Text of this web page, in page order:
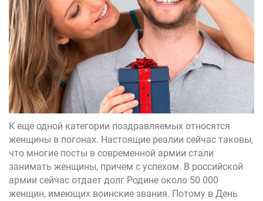
К еще одной категории поздравляемых относятся
женщины в погонах. Настоящие реалии сейчас таковы,
что многие посты в современной армии стали
занимать женщины, причем с успехом. В российской
армии сейчас отдает долг Родине около 50 000
женщин, имеющих воинские звания. Потому в День